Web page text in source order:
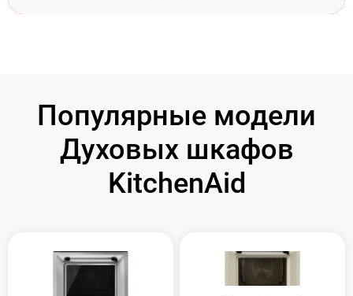
Популярные модели
Духовых шкафов
KitchenAid